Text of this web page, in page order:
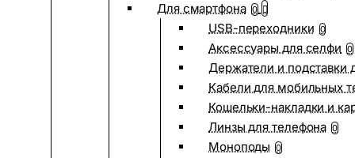
Для смартфона 0
USB-переходники 0
Аксессуары для селфи 0
Держатели и подставки
Кабели для мобильных
Кошельки-накладки и
Линзы для телефона 0
Моноподы 0